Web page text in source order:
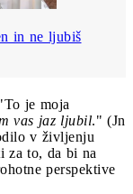
in ne ljubiš
je moja
vas jaz ljubil." (Jn
v življenju
za to, da bi na
perspektive